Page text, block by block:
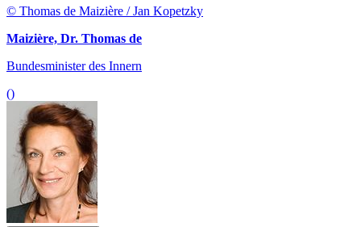
© Thomas de Maizière / Jan Kopetzky
Maizière, Dr. Thomas de
Bundesminister des Innern
()